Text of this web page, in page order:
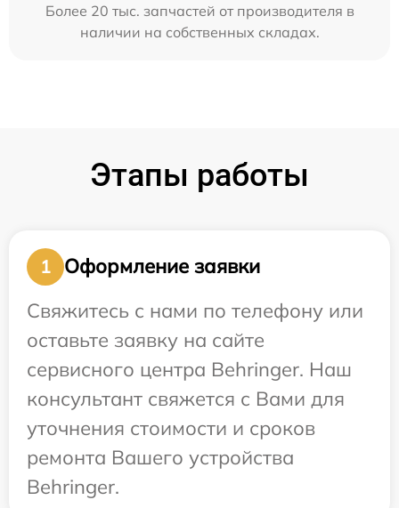
Более 20 тыс. запчастей от производителя в
наличии на собственных складах.
Этапы работы
1
Оформление заявки
Свяжитесь с нами по телефону или
оставьте заявку на сайте
сервисного центра Behringer. Наш
консультант свяжется с Вами для
уточнения стоимости и сроков
ремонта Вашего устройства
Behringer.